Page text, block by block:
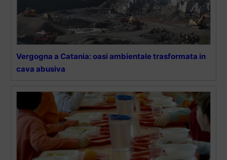
Vergogna a Catania: oasi ambientale trasformata in
cava abusiva